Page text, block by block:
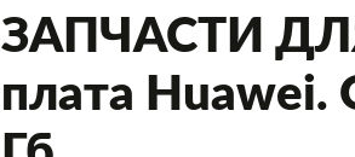
ЗАПЧАСТИ
плата Huawei.